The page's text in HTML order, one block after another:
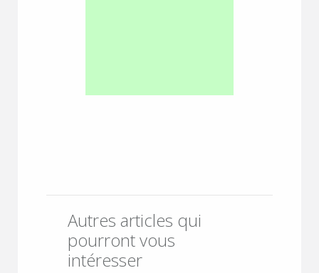
Autres articles qui
pourront vous
intéresser